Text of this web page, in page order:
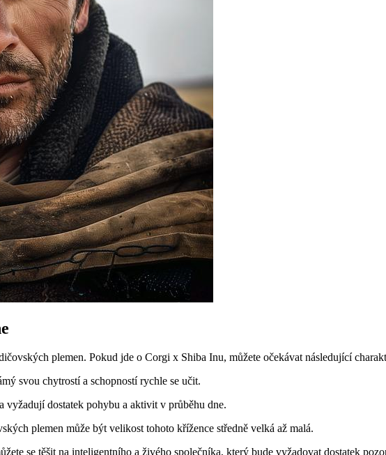
plemen. Pokud jde o Corgi x Shiba Inu, můžete očekávat následující
svou chytrostí a schopností rychle se učit.
vyžadují dostatek pohybu a aktivit v průběhu dne.
plemen může být velikost tohoto křížence středně velká až malá.
se těšit na inteligentního a živého společníka, který bude vyžadovat dostatek